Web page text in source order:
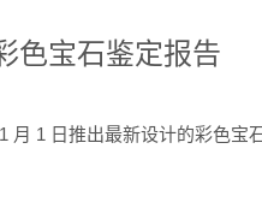
色宝石鉴定报告
月 1 日推出最新设计的彩色宝